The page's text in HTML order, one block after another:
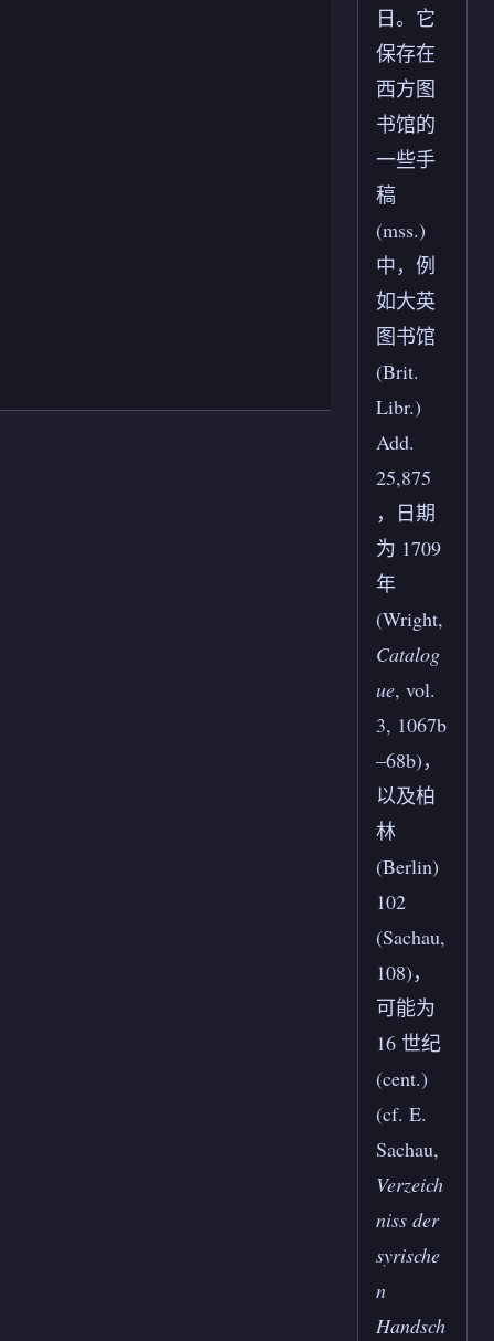
日。它
保存在
西方图
书馆的
一些手
稿
(mss.)
中，例
如大英
图书馆
(Brit.
Libr.)
Add.
25,875
，日期
为 1709
年
(Wright,
Catalog
ue, vol.
3, 1067b
–68b)，
以及柏
林
(Berlin)
102
(Sachau,
108)，
可能为
16 世纪
(cent.)
(cf. E.
Sachau,
Verzeich
niss der
syrische
n
Handsch